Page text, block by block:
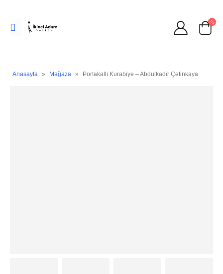
Anasayfa » Mağaza » Portakallı Kurabiye – Abdulkadir Çetinkaya